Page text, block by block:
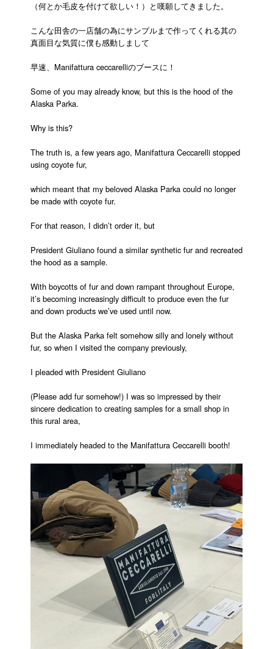
（何とか毛皮を付けて欲しい！）と嘆願してきました。
こんな田舎の一店舗の為にサンプルまで作ってくれる其の
真面目な気質に僕も感動しまして
早速、Manifattura ceccarelliのブースに！
Some of you may already know, but this is the hood of the
Alaska Parka.
Why is this?
The truth is, a few years ago, Manifattura Ceccarelli stopped
using coyote fur,
which meant that my beloved Alaska Parka could no longer
be made with coyote fur.
For that reason, I didn’t order it, but
President Giuliano found a similar synthetic fur and recreated
the hood as a sample.
With boycotts of fur and down rampant throughout Europe,
it’s becoming increasingly difficult to produce even the fur
and down products we’ve used until now.
But the Alaska Parka felt somehow silly and lonely without
fur, so when I visited the company previously,
I pleaded with President Giuliano
(Please add fur somehow!) I was so impressed by their
sincere dedication to creating samples for a small shop in
this rural area,
I immediately headed to the Manifattura Ceccarelli booth!